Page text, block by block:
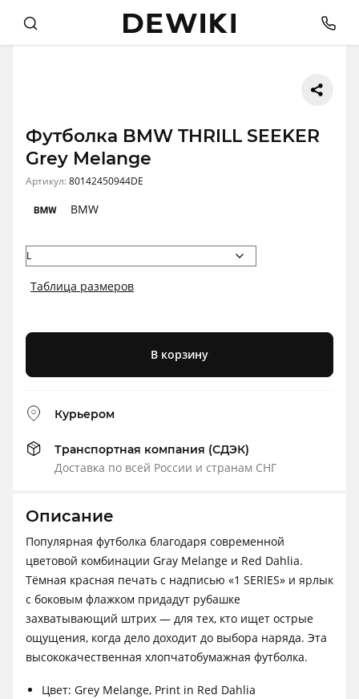
Футболка BMW THRILL SEEKER
Grey Melange
Артикул:80142450944DE
BMW
Таблица размеров
В корзину
Курьером
Транспортная компания (СДЭК)
Доставка по всей России и странам СНГ
Описание
Популярная футболка благодаря современной
цветовой комбинации Gray Melange и Red Dahlia.
Тёмная красная печать с надписью «1 SERIES» и ярлык
с боковым флажком придадут рубашке
захватывающий штрих — для тех, кто ищет острые
ощущения, когда дело доходит до выбора наряда. Эта
высококачественная хлопчатобумажная футболка.
Цвет: Grey Melange, Print in Red Dahlia